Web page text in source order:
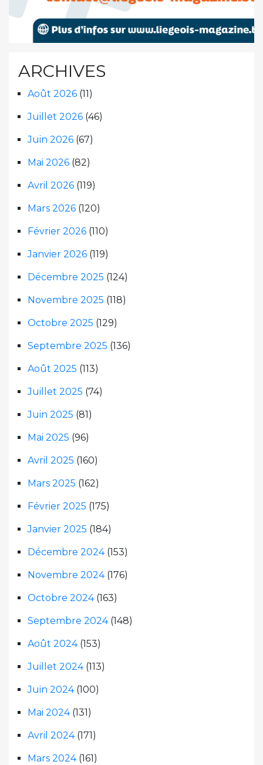
ARCHIVES
Août 2026 (11)
Juillet 2026 (46)
Juin 2026 (67)
Mai 2026 (82)
Avril 2026 (119)
Mars 2026 (120)
Février 2026 (110)
Janvier 2026 (119)
Décembre 2025 (124)
Novembre 2025 (118)
Octobre 2025 (129)
Septembre 2025 (136)
Août 2025 (113)
Juillet 2025 (74)
Juin 2025 (81)
Mai 2025 (96)
Avril 2025 (160)
Mars 2025 (162)
Février 2025 (175)
Janvier 2025 (184)
Décembre 2024(153)
Novembre 2024(176)
Octobre 2024(163)
Septembre 2024(148)
Août 2024(153)
Juillet 2024(113)
Juin 2024(100)
Mai 2024(131)
Avril 2024(171)
Mars 2024(161)